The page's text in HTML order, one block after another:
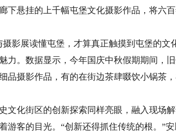
下悬挂的上千幅屯堡文化摄影作品，将六
展读懂屯堡，才算真正触摸到屯堡的文
力。数据显示，今年国庆中秋假期期间，
品摄影作品，有的在街边茶肆啜饮小锅茶
化街区的创新探索同样亮眼，融入现场解
游客的目光。“创新还得抓住传统的根。”